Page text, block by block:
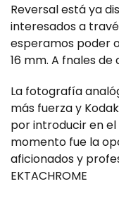
Reversal está ya
interesados a
esperamos poder
16 mm. A fnales de
La fotografía
más fuerza y
por introducir en
momento fue la
aficionados y
EKTACHROME